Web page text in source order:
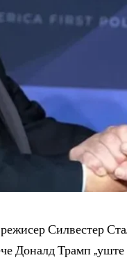
Силвестер
Доналд Трамп